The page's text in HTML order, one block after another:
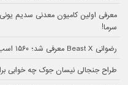
سرما!
رضوانی Beast X معرفی شد؛ ۱۵۶۰ اسب بخار قدرت در هایپرکار جدید
طراح جنجالی نیسان جوک چه خوابی